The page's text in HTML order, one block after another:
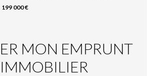
199 000 €
MON EMPRUNT
IMMOBILIER